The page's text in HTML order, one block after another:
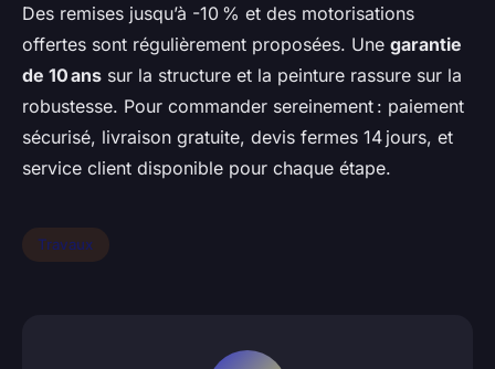
Des remises jusqu’à -10 % et des motorisations
offertes sont régulièrement proposées. Une garantie
de 10 ans sur la structure et la peinture rassure sur la
robustesse. Pour commander sereinement : paiement
sécurisé, livraison gratuite, devis fermes 14 jours, et
service client disponible pour chaque étape.
Travaux